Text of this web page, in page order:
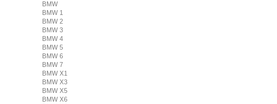
BMW
BMW 1
BMW 2
BMW 3
BMW 4
BMW 5
BMW 6
BMW 7
BMW X1
BMW X3
BMW X5
BMW X6